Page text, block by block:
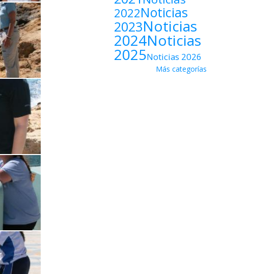
2022Noticias
2023Noticias
2024Noticias
2025Noticias 2026
Más categorías